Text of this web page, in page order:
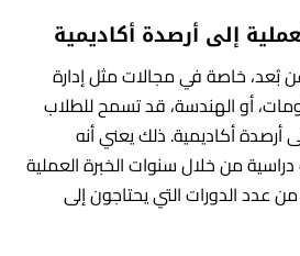
إلى أرصدة أكاديمية
بُعد، خاصة في مجالات مثل إدارة
أو الهندسة، قد تسمح للطلاب
أرصدة أكاديمية. ذلك يعني أنه
من خلال سنوات الخبرة العملية
عدد الدورات التي يحتاجون إلى